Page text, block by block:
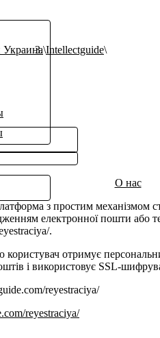
Intellectguide
О нас
з простим механізмом
електронної пошти або
.
користувач отримує
і використовує SSL-
reyestraciya/
reyestraciya/